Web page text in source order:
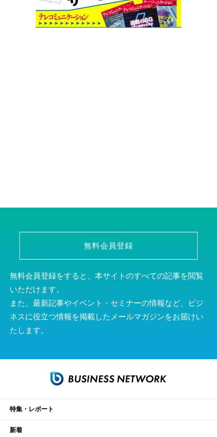
無料会員登録
無料会員登録をすると、本サイトのすべての記事を閲覧
いただけます。
また、最新記事やイベント・セミナーの情報など、ビジ
ネスに役立つ情報を掲載したメールマガジンをお届けい
たします。
特集・レポート
新着